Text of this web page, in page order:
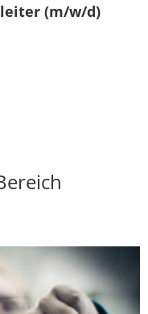
(m/w/d)